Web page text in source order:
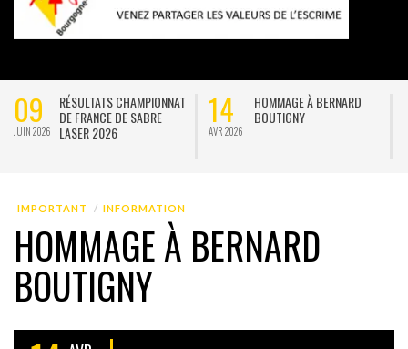
09
JUIN 2026
RÉSULTATS CHAMPIONNAT
DE FRANCE DE SABRE
LASER 2026
14
AVR 2026
HOMMAGE À BERNARD
BOUTIGNY
IMPORTANT INFORMATION
HOMMAGE À BERNARD
BOUTIGNY